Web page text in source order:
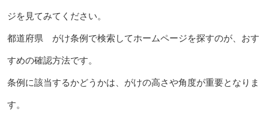
ジを見てみてください。
都道府県 がけ条例で検索してホームページを探すのが、おす
すめの確認方法です。
条例に該当するかどうかは、がけの高さや角度が重要となりま
す。